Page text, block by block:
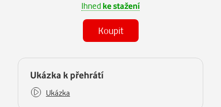
Ihned ke stažení
Koupit
Některé kapitoly již máte zakoupeny.
Ukázka k přehrátí
Ukázka